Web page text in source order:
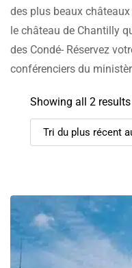
des plus beaux
le château de Chantilly
des Condé- Réservez
conférenciers du
Showing all 2 results